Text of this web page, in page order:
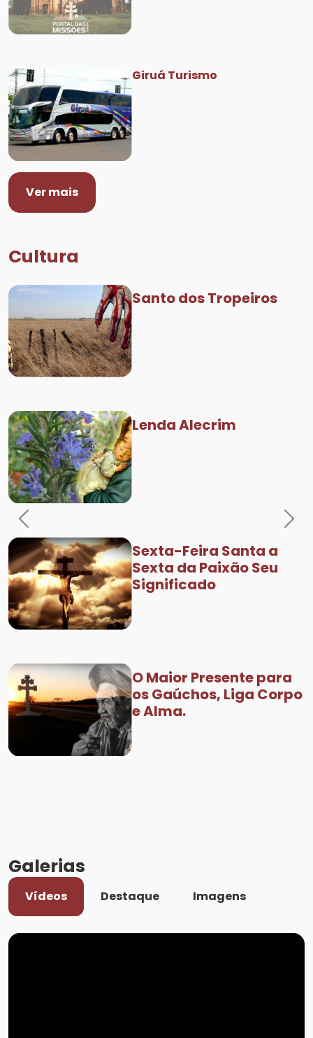
Giruá Turismo
Ver mais
Cultura
Santo dos Tropeiros
Lenda Alecrim
Sexta-Feira Santa a
Sexta da Paixão Seu
Significado
O Maior Presente para
os Gaúchos, Liga Corpo
e Alma.
Previous Next
Galerias
Vídeos Destaque Imagens